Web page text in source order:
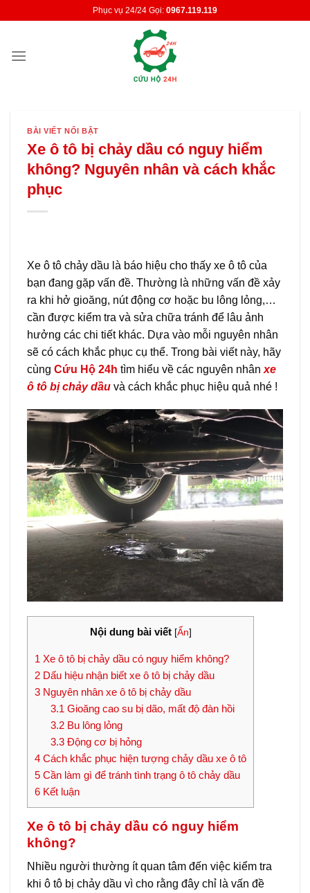
Phục vụ 24/24 Gọi: 0967.119.119
BÀI VIẾT NỔI BẬT
Xe ô tô bị chảy dầu có nguy hiểm
không? Nguyên nhân và cách khắc
phục
Xe ô tô chảy dầu là báo hiệu cho thấy xe ô tô của
bạn đang gặp vấn đề. Thường là những vấn đề xảy
ra khi hở gioăng, nút động cơ hoặc bu lông lỏng,…
cần được kiểm tra và sửa chữa tránh để lâu ảnh
hưởng các chi tiết khác. Dựa vào mỗi nguyên nhân
sẽ có cách khắc phục cụ thể. Trong bài viết này, hãy
cùng Cứu Hộ 24h tìm hiểu về các nguyên nhân xe
ô tô bị chảy dầu và cách khắc phục hiệu quả nhé !
Nội dung bài viết [Ẩn]
1 Xe ô tô bị chảy dầu có nguy hiểm không?
2 Dấu hiệu nhận biết xe ô tô bị chảy dầu
3 Nguyên nhân xe ô tô bị chảy dầu
3.1 Gioăng cao su bị dão, mất độ đàn hồi
3.2Bu lông lỏng
3.3Động cơ bị hỏng
4 Cách khắc phục hiện tượng chảy dầu xe ô tô
5 Cần làm gì để tránh tình trạng ô tô chảy dầu
6 Kết luận
Xe ô tô bị chảy dầu có nguy hiểm
không?
Nhiều người thường ít quan tâm đến việc kiểm tra
khi ô tô bị chảy dầu vì cho rằng đây chỉ là vấn đề